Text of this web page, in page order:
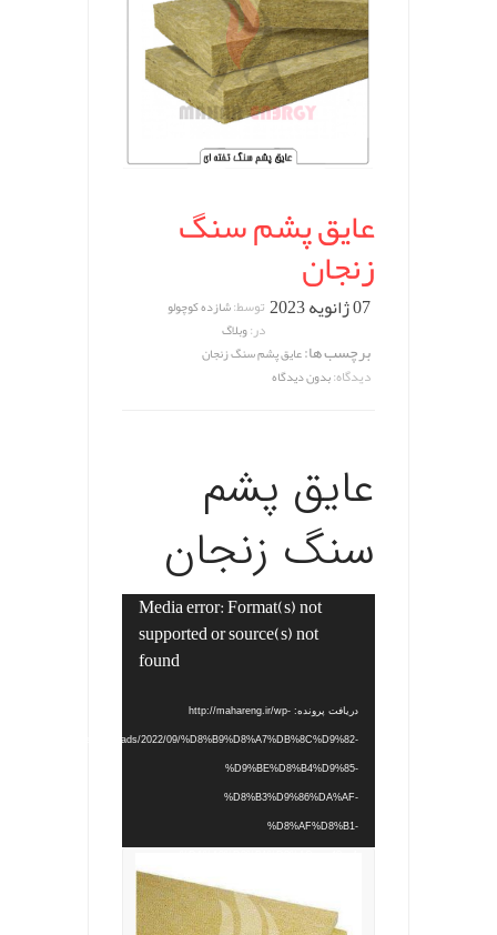
عایق پشم سنگ
زنجان
07 ژانویه 2023 توسط:شازده کوچولو
در:وبلاگ
برچسب ها:عایق پشم سنگ زنجان
دیدگاه:بدون دیدگاه
عایق پشم
سنگ زنجان
Media error: Format(s) not
supported or source(s) not
found
دریافت پرونده: http://mahareng.ir/wp-
content/uploads/2022/09/%D8%B9%D8%A7%DB%8C%D9%82-
%D9%BE%D8%B4%D9%85-
%D8%B3%D9%86%DA%AF-
%D8%AF%D8%B1-